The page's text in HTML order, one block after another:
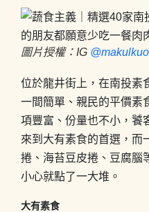
圖片授權：IG @makulkuo
位於龍井街上，在南投素
一間簡單、親民的平價素
項豐富、份量也不小，饕
來到大有素食的首選，而
捲、海苔豆皮捲、豆腐腦
小心就點了一大堆。
大有素食